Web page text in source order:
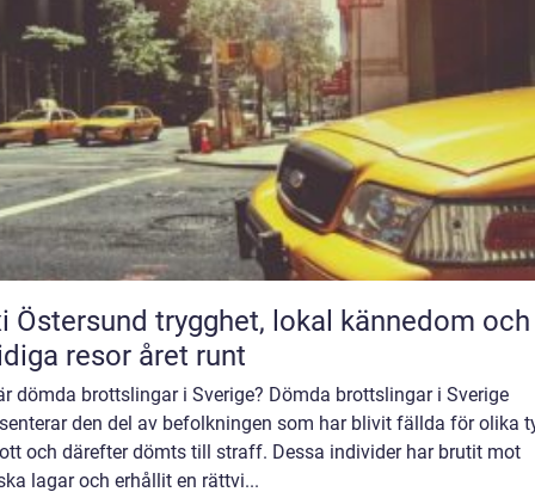
trygghet, lokal kännedom och
resor året runt
dömda brottslingar i Sverige? Dömda brottslingar i Sverige
den del av befolkningen som har blivit fällda för olika
och därefter dömts till straff. Dessa individer har brutit mot
lagar och erhållit en rättvi...